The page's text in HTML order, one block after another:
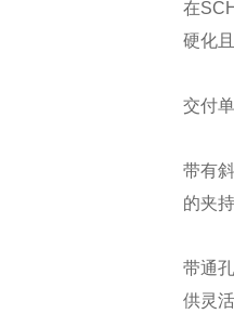
在
硬化
交付
带有
的夹
带通
供灵